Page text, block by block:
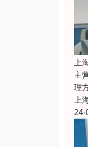
上
主
理
上
24-